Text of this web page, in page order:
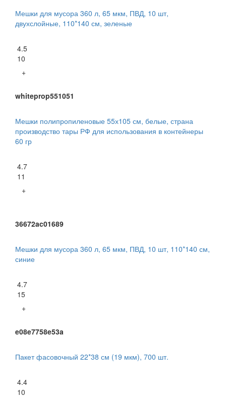
Мешки для мусора 360 л, 65 мкм, ПВД, 10 шт,
двухслойные, 110*140 см, зеленые
4.5
10
+
whiteprop551051
Мешки полипропиленовые 55х105 см, белые, страна
производство тары РФ для использования в контейнеры
60 гр
4.7
11
+
36672ac01689
Мешки для мусора 360 л, 65 мкм, ПВД, 10 шт, 110*140 см,
синие
4.7
15
+
e08e7758e53a
Пакет фасовочный 22*38 см (19 мкм), 700 шт.
4.4
10